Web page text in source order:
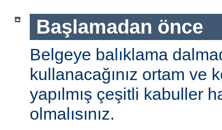
Başlamadan önce
Belgeye balıklama
kullanacağınız ortam ve
yapılmış çeşitli kabuller
olmalısınız.